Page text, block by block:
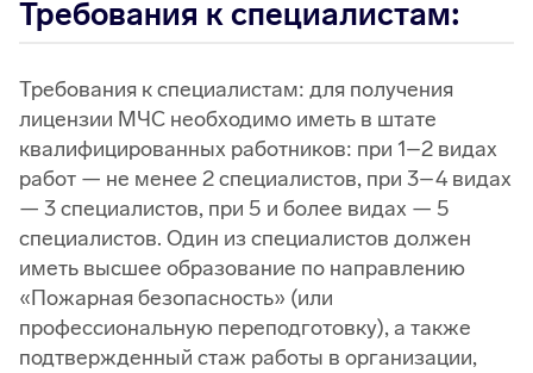
Требования к специалистам:
Требования к специалистам: для получения
лицензии МЧС необходимо иметь в штате
квалифицированных работников: при 1–2 видах
работ — не менее 2 специалистов, при 3–4 видах
— 3 специалистов, при 5 и более видах — 5
специалистов. Один из специалистов должен
иметь высшее образование по направлению
«Пожарная безопасность» (или
профессиональную переподготовку), а также
подтвержденный стаж работы в организации,